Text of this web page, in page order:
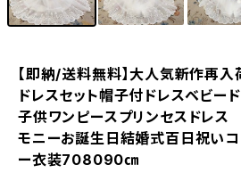
【即納/送料無料】大人気新作再
ドレスセット帽子付ドレスベビー
子供ワンピースプリンセスドレ
モニーお誕生日結婚式百日祝い
ー衣装708090㎝